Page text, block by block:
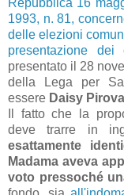
1993, n. 81,
delle elezioni
presentazione dei
presentato il 28
della Lega per
essere Daisy
Il fatto che la
deve trarre in
esattamente
Madama aveva
voto pressoché